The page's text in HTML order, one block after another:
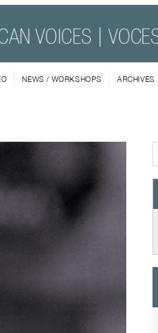
NEWS / WORKSHOPS ARCHIVES